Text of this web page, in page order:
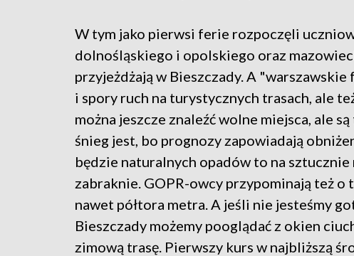
W tym jako pierwsi ferie rozpoczęli
dolnośląskiego i opolskiego oraz
przyjeżdżają w Bieszczady. A
i spory ruch na turystycznych trasach, ale
można jeszcze znaleźć wolne miejsca, ale
śnieg jest, bo prognozy zapowiadają
będzie naturalnych opadów to na
zabraknie. GOPR-owcy przypominają też o
nawet półtora metra. A jeśli nie jesteśmy
Bieszczady możemy pooglądać z okien
zimową trasę. Pierwszy kurs w najbliższą